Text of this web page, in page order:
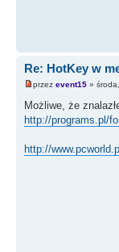
Re: HotKey w
przez event15 »
Możliwe, że
http://programs.pl/
http://